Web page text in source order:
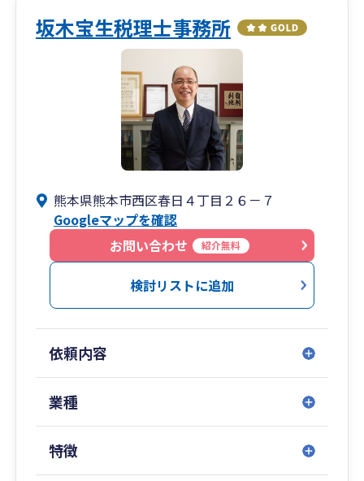
坂木宝生税理士事務所
熊本県熊本市西区春日４丁目２６－７
Googleマップを確認
お問い合わせ
紹介無料
検討リストに追加
依頼内容
業種
特徴